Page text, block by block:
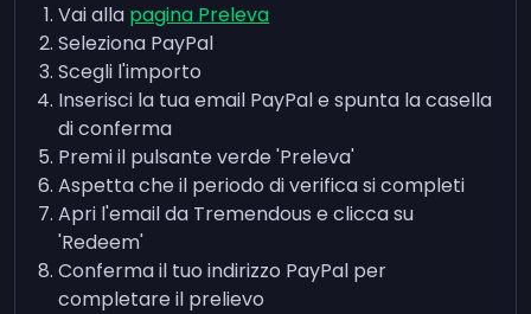
Vai alla pagina Preleva
Seleziona PayPal
Scegli l'importo
Inserisci la tua email PayPal e spunta la casella
di conferma
Premi il pulsante verde 'Preleva'
Aspetta che il periodo di verifica si completi
Apri l'email da Tremendous e clicca su
'Redeem'
Conferma il tuo indirizzo PayPal per
completare il prelievo